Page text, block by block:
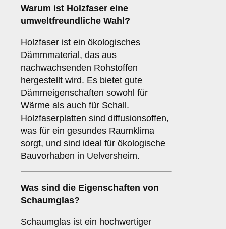
Warum ist Holzfaser eine
umweltfreundliche Wahl?
Holzfaser ist ein ökologisches
Dämmmaterial, das aus
nachwachsenden Rohstoffen
hergestellt wird. Es bietet gute
Dämmeigenschaften sowohl für
Wärme als auch für Schall.
Holzfaserplatten sind diffusionsoffen,
was für ein gesundes Raumklima
sorgt, und sind ideal für ökologische
Bauvorhaben in Uelversheim.
Was sind die Eigenschaften von
Schaumglas?
Schaumglas ist ein hochwertiger